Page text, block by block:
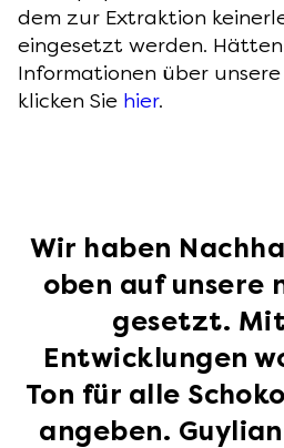
dem zur Extraktion
eingesetzt werden.
Informationen über
klicken Sie hier.
Wir haben
oben auf unsere
gesetzt.
Entwicklungen
Ton für alle
angeben.